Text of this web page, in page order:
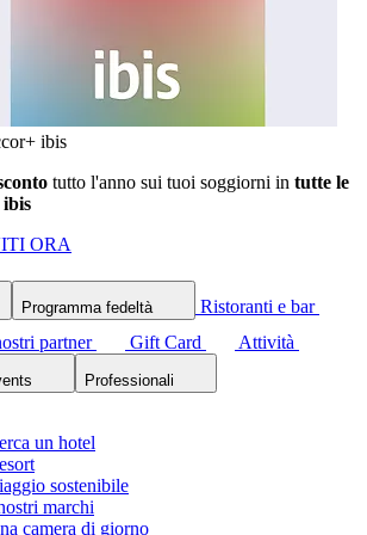
ibis
tutto l'anno sui tuoi soggiorni in tutte le
ibis
ORA
Programma fedeltà
Ristoranti e bar
partner Gift Card Attività
Professionali
un hotel
sostenibile
marchi
camera di giorno